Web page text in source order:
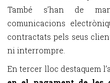
També s’han de
comunicacions
contractats pels seus
ni interrompre.
En tercer lloc destaquem